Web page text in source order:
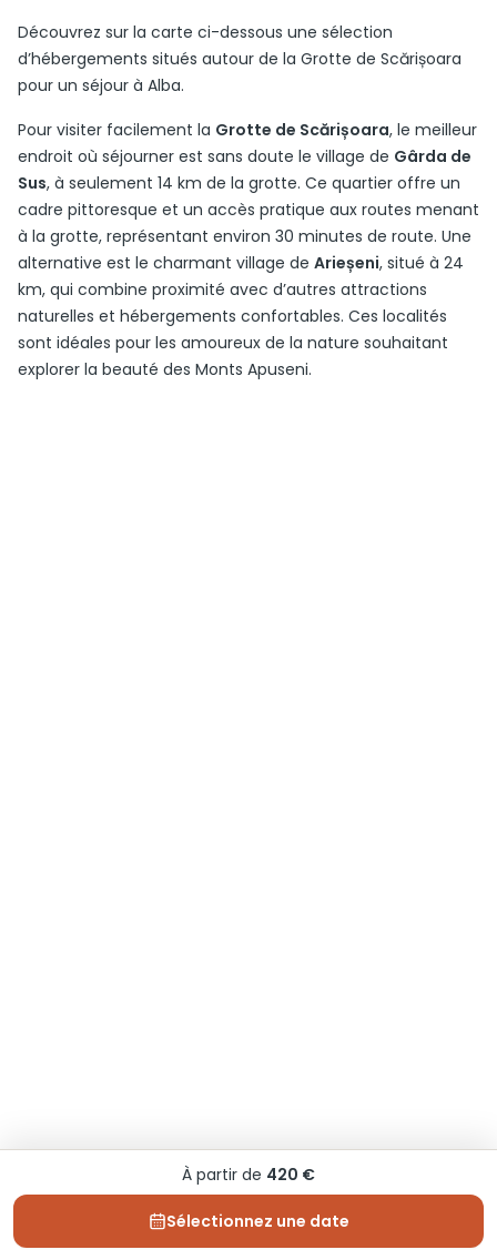
Découvrez sur la carte ci-dessous une sélection
d’hébergements situés autour de la Grotte de Scărișoara
pour un séjour à Alba.
Pour visiter facilement la Grotte de Scărișoara, le meilleur
endroit où séjourner est sans doute le village de Gârda de
Sus, à seulement 14 km de la grotte. Ce quartier offre un
cadre pittoresque et un accès pratique aux routes menant
à la grotte, représentant environ 30 minutes de route. Une
alternative est le charmant village de Arieșeni, situé à 24
km, qui combine proximité avec d’autres attractions
naturelles et hébergements confortables. Ces localités
sont idéales pour les amoureux de la nature souhaitant
explorer la beauté des Monts Apuseni.
À partir de 420 €
Sélectionnez une date